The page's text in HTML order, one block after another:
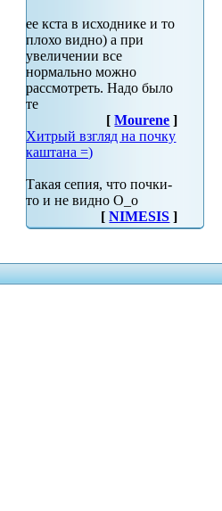
ее кста в исходнике и то
плохо видно) а при
увеличении все
нормально можно
рассмотреть. Надо было
те
[Mourene ]
Хитрый взгляд на почку
каштана =)
Такая сепия, что почки-
то и не видно О_о
[NIMESIS ]